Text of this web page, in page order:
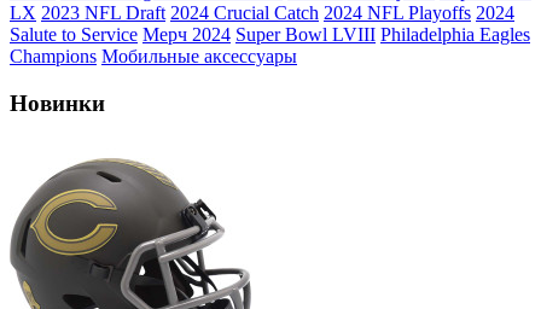
LX 2023 NFL Draft 2024 Crucial Catch 2024 NFL Playoffs 2024
Salute to Service Мерч 2024 Super Bowl LVIII Philadelphia Eagles
Champions Мобильные аксессуары
Новинки